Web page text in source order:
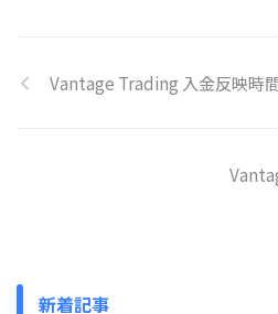
Vantage Trading 入金反映時
新着記事